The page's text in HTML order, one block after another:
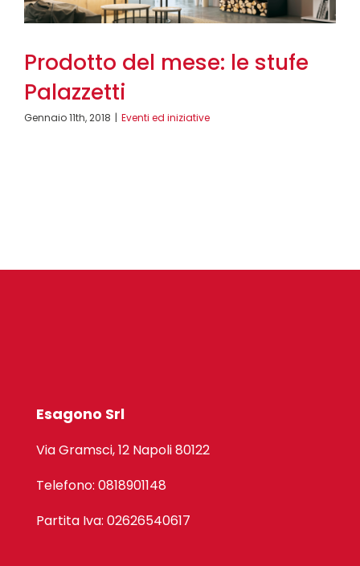
Prodotto del mese: le stufe
Palazzetti
Gennaio 11th, 2018 | Eventi ed iniziative
Esagono Srl
Via Gramsci, 12 Napoli 80122
Telefono: 0818901148
Partita Iva: 02626540617